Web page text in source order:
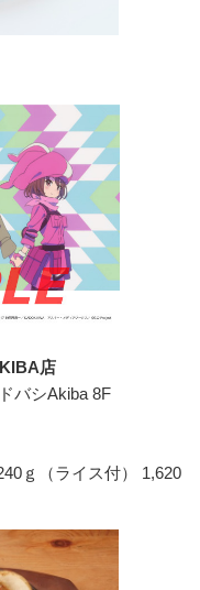
店
バシAkiba 8F
ｇ（ライス付） 1,620